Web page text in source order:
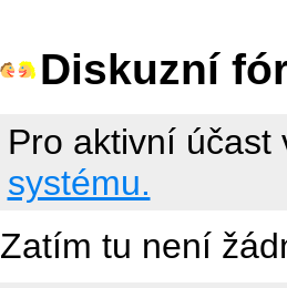
Diskuzní
Pro aktivní
systému.
Zatím tu není